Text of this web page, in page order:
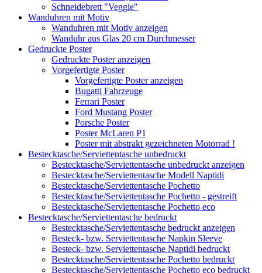
Schneidebrett "Veggie"
Wanduhren mit Motiv
Wanduhren mit Motiv anzeigen
Wanduhr aus Glas 20 cm Durchmesser
Gedruckte Poster
Gedruckte Poster anzeigen
Vorgefertigte Poster
Vorgefertigte Poster anzeigen
Bugatti Fahrzeuge
Ferrari Poster
Ford Mustang Poster
Porsche Poster
Poster McLaren P1
Poster mit abstrakt gezeichneten Motorrad !
Bestecktasche/Serviettentasche unbedruckt
Bestecktasche/Serviettentasche unbedruckt anzeigen
Bestecktasche/Serviettentasche Modell Naptidi
Bestecktasche/Serviettentasche Pochetto
Bestecktasche/Serviettentasche Pochetto - gestreift
Bestecktasche/Serviettentasche Pochetto eco
Bestecktasche/Serviettentasche bedruckt
Bestecktasche/Serviettentasche bedruckt anzeigen
Besteck- bzw. Serviettentasche Napkin Sleeve
Besteck- bzw. Serviettentasche Naptidi bedruckt
Bestecktasche/Serviettentasche Pochetto bedruckt
Bestecktasche/Serviettentasche Pochetto eco bedruckt